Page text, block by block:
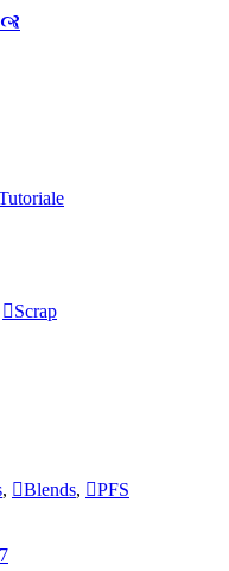
🙧
Scrap
, Blends,
PFS